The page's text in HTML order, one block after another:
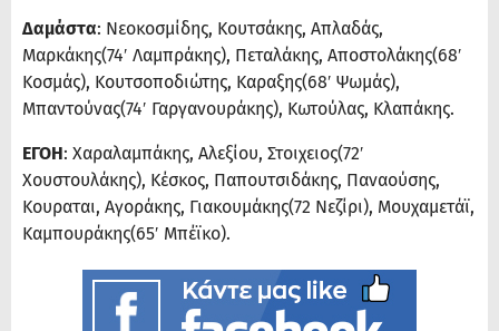
Δαμάστα: Νεοκοσμίδης, Κουτσάκης, Απλαδάς,
Μαρκάκης(74′ Λαμπράκης), Πεταλάκης, Αποστολάκης(68′
Κοσμάς), Κουτσοποδιώτης, Καραξης(68′ Ψωμάς),
Μπαντούνας(74′ Γαργανουράκης), Κωτούλας, Κλαπάκης.
ΕΓΟΗ: Χαραλαμπάκης, Αλεξίου, Στοιχειος(72′
Χουστουλάκης), Κέσκος, Παπουτσιδάκης, Παναούσης,
Κουραται, Αγοράκης, Γιακουμάκης(72 Νεζίρι), Μουχαμετάϊ,
Καμπουράκης(65′ Μπέϊκο).